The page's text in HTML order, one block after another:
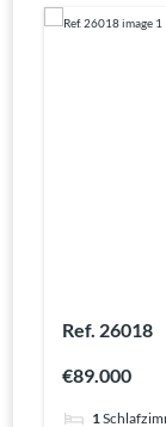
Ref. 26018
€89.000
1